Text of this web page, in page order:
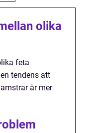
olika
feta
tendens att
är mer